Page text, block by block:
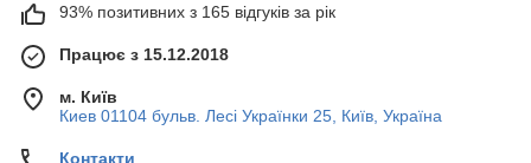
93% позитивних з 165 відгуків за рік
Працює з 15.12.2018
м. Київ
Киев 01104 бульв. Лесі Українки 25, Київ, Україна
Контакти